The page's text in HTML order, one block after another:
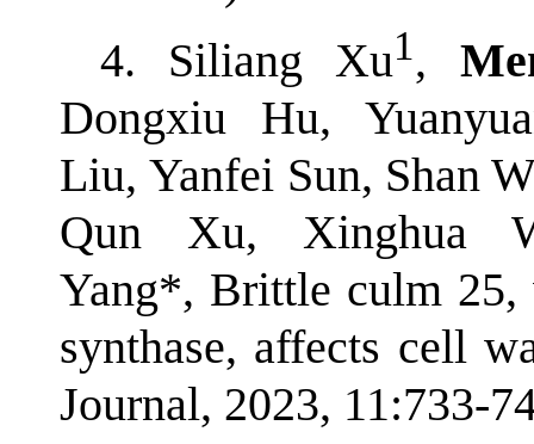
4. Siliang Xu1,
Dongxiu Hu,
Liu, Yanfei Sun, Shan
Qun Xu, Xinghua
Yang*, Brittle culm 25,
synthase, affects cell
Journal, 2023, 11:733-